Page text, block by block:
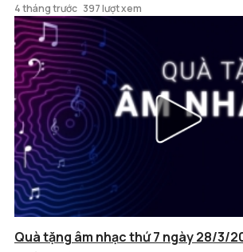
4 tháng trước 397 lượt xem
Quà tặng âm nhạc thứ 7 ngày 28/3/